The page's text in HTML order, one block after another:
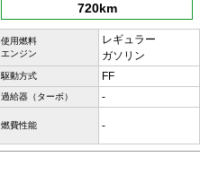
720km
使用燃料
エンジン
レギュラー
ガソリン
駆動方式 FF
過給器（ターボ） -
燃費性能 -